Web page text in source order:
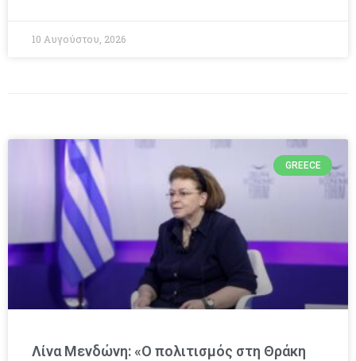
10 Αυγούστου, 2026
GREECE
Λίνα Μενδώνη: «Ο πολιτισμός στη Θράκη